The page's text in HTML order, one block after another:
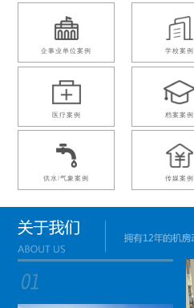
企事业单位案例 学校案例
医疗案例 档案案例
供水/气象案例 传媒案例